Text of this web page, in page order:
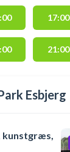
udendørs
17:00
21:00
Esbjerg
kunstgræs,